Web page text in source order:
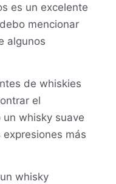
es un excelente
mencionar
algunos
de whiskies
el
un whisky suave
más
whisky